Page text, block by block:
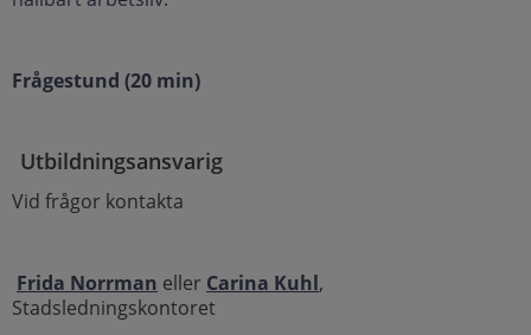
Frågestund (20 min)
Utbildningsansvarig
Vid frågor kontakta
Frida Norrman eller Carina Kuhl,
Stadsledningskontoret